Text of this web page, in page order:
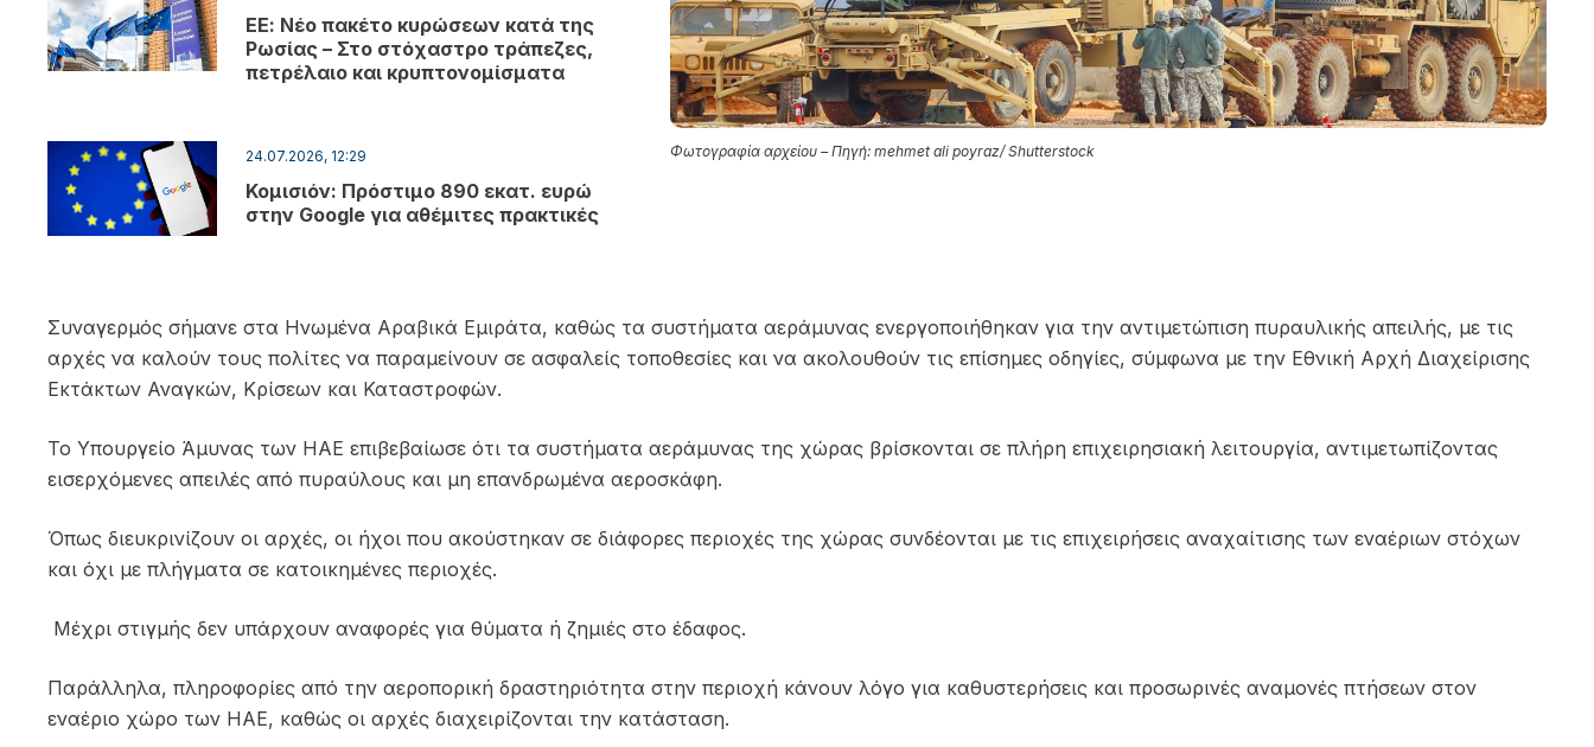
ΕΕ: Νέο πακέτο κυρώσεων κατά της
Ρωσίας – Στο στόχαστρο τράπεζες,
πετρέλαιο και κρυπτονομίσματα
24.07.2026, 12:29
Κομισιόν: Πρόστιμο 890 εκατ. ευρώ
στην Google για αθέμιτες πρακτικές
Φωτογραφία αρχείου – Πηγή: mehmet ali poyraz/ Shutterstock
Συναγερμός σήμανε στα Ηνωμένα Αραβικά Εμιράτα, καθώς τα συστήματα αεράμυνας ενεργοποιήθηκαν για την αντιμετώπιση πυραυλικής απειλής, με τις
αρχές να καλούν τους πολίτες να παραμείνουν σε ασφαλείς τοποθεσίες και να ακολουθούν τις επίσημες οδηγίες, σύμφωνα με την Εθνική Αρχή Διαχείρισης
Εκτάκτων Αναγκών, Κρίσεων και Καταστροφών.
Το Υπουργείο Άμυνας των ΗΑΕ επιβεβαίωσε ότι τα συστήματα αεράμυνας της χώρας βρίσκονται σε πλήρη επιχειρησιακή λειτουργία, αντιμετωπίζοντας
εισερχόμενες απειλές από πυραύλους και μη επανδρωμένα αεροσκάφη.
Όπως διευκρινίζουν οι αρχές, οι ήχοι που ακούστηκαν σε διάφορες περιοχές της χώρας συνδέονται με τις επιχειρήσεις αναχαίτισης των εναέριων στόχων
και όχι με πλήγματα σε κατοικημένες περιοχές.
Mέχρι στιγμής δεν υπάρχουν αναφορές για θύματα ή ζημιές στο έδαφος.
Παράλληλα, πληροφορίες από την αεροπορική δραστηριότητα στην περιοχή κάνουν λόγο για καθυστερήσεις και προσωρινές αναμονές πτήσεων στον
εναέριο χώρο των ΗΑΕ, καθώς οι αρχές διαχειρίζονται την κατάσταση.